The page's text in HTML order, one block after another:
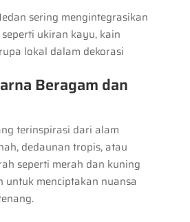
sering mengintegrasikan
ukiran kayu, kain
lokal dalam dekorasi
Beragam dan
terinspirasi dari alam
dedaunan tropis, atau
seperti merah dan kuning
untuk menciptakan nuansa